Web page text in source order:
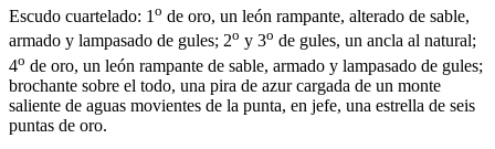
Escudo cuartelado: 1 o de oro, un león rampante, alterado de sable,
armado y lampasado de gules; 2o y 3o de gules, un ancla al natural;
4o de oro, un león rampante de sable, armado y lampasado de gules;
brochante sobre el todo, una pira de azur cargada de un monte
saliente de aguas movientes de la punta, en jefe, una estrella de seis
puntas de oro.